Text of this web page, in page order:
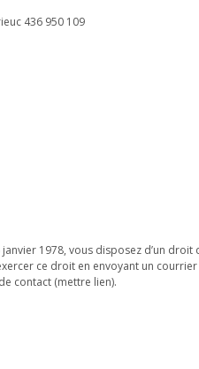
436 950 109
1978, vous disposez d’un
ce droit en envoyant un courrier
contact (mettre lien).